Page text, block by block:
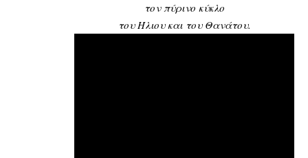
τον πύρινο κύκλο
του Ήλιου και του Θανάτου.